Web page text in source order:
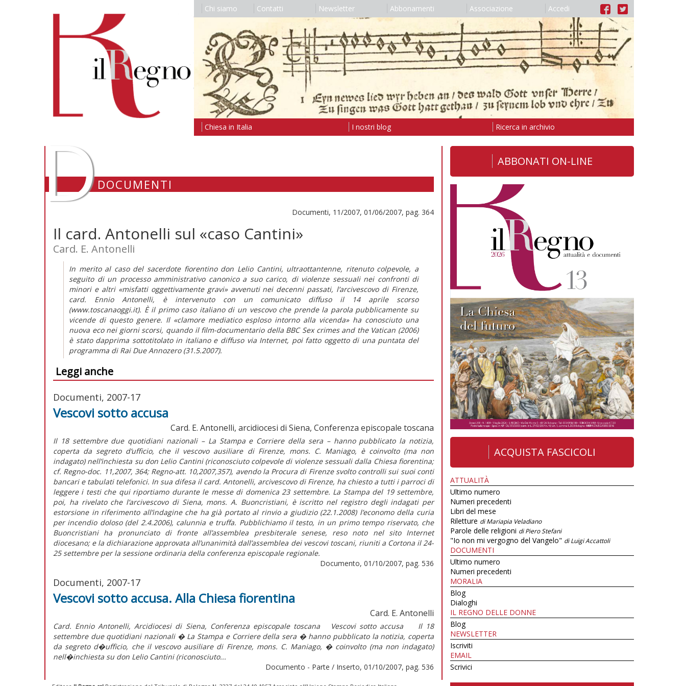
Chi siamo Contatti Newsletter Abbonamenti Associazione Accedi
Chiesa in Italia I nostri blog Ricerca in archivio
DDOCUMENTI
Documenti, 11/2007, 01/06/2007, pag. 364
Il card. Antonelli sul «caso Cantini»
Card. E. Antonelli
In merito al caso del sacerdote fiorentino don Lelio Cantini, ultraottantenne, ritenuto colpevole, a
seguito di un processo amministrativo canonico a suo carico, di violenze sessuali nei confronti di
minori e altri «misfatti oggettivamente gravi» avvenuti nei decenni passati, l’arcivescovo di Firenze,
card. Ennio Antonelli, è intervenuto con un comunicato diffuso il 14 aprile scorso
(www.toscanaoggi.it). È il primo caso italiano di un vescovo che prende la parola pubblicamente su
vicende di questo genere. Il «clamore mediatico esploso intorno alla vicenda» ha conosciuto una
nuova eco nei giorni scorsi, quando il film-documentario della BBC Sex crimes and the Vatican (2006)
è stato dapprima sottotitolato in italiano e diffuso via Internet, poi fatto oggetto di una puntata del
programma di Rai Due Annozero (31.5.2007).
Leggi anche
Documenti, 2007-17
Vescovi sotto accusa
Card. E. Antonelli, arcidiocesi di Siena, Conferenza episcopale toscana
Il 18 settembre due quotidiani nazionali – La Stampa e Corriere della sera – hanno pubblicato la notizia,
coperta da segreto d’ufficio, che il vescovo ausiliare di Firenze, mons. C. Maniago, è coinvolto (ma non
indagato) nell’inchiesta su don Lelio Cantini (riconosciuto colpevole di violenze sessuali dalla Chiesa fiorentina;
cf. Regno-doc. 11,2007, 364; Regno-att. 10,2007,357), avendo la Procura di Firenze svolto controlli sui suoi conti
bancari e tabulati telefonici. In sua difesa il card. Antonelli, arcivescovo di Firenze, ha chiesto a tutti i parroci di
leggere i testi che qui riportiamo durante le messe di domenica 23 settembre. La Stampa del 19 settembre,
poi, ha rivelato che l’arcivescovo di Siena, mons. A. Buoncristiani, è iscritto nel registro degli indagati per
estorsione in riferimento all’indagine che ha già portato al rinvio a giudizio (22.1.2008) l’economo della curia
per incendio doloso (del 2.4.2006), calunnia e truffa. Pubblichiamo il testo, in un primo tempo riservato, che
Buoncristiani ha pronunciato di fronte all’assemblea presbiterale senese, reso noto nel sito Internet
diocesano; e la dichiarazione approvata all’unanimità dall’assemblea dei vescovi toscani, riuniti a Cortona il 24-
25 settembre per la sessione ordinaria della conferenza episcopale regionale.
Documento, 01/10/2007, pag. 536
Documenti, 2007-17
Vescovi sotto accusa. Alla Chiesa fiorentina
Card. E. Antonelli
Card. Ennio Antonelli, Arcidiocesi di Siena, Conferenza episcopale toscana Vescovi sotto accusa Il 18
settembre due quotidiani nazionali � La Stampa e Corriere della sera � hanno pubblicato la notizia, coperta
da segreto d�ufficio, che il vescovo ausiliare di Firenze, mons. C. Maniago, � coinvolto (ma non indagato)
nell�inchiesta su don Lelio Cantini (riconosciuto...
Documento - Parte / Inserto, 01/10/2007, pag. 536
ABBONATI ON-LINE
ACQUISTA FASCICOLI
ATTUALITÀ
Ultimo numero
Numeri precedenti
Libri del mese
Riletture di Mariapia Veladiano
Parole delle religioni di Piero Stefani
"Io non mi vergogno del Vangelo" di Luigi Accattoli
DOCUMENTI
Ultimo numero
Numeri precedenti
MORALIA
Blog
Dialoghi
IL REGNO DELLE DONNE
Blog
NEWSLETTER
Iscriviti
EMAIL
Scrivici